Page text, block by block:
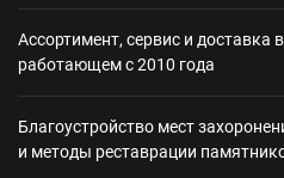
Ассортимент, сервис и доставка
работающем с 2010 года
Благоустройство мест
и методы реставрации